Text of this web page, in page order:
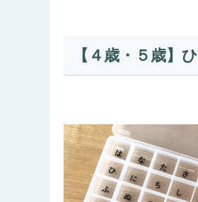
【４歳・５歳】